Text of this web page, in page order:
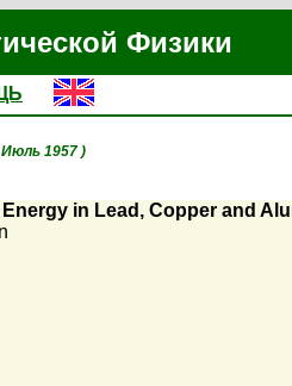
Физики
1957 )
in Lead, Copper and